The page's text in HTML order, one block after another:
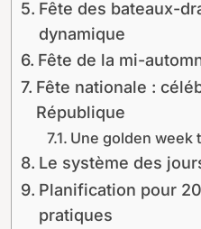
Fête des bateaux-
dynamique
Fête de la mi-
Fête nationale :
République
Une golden week
Le système des
Planification pour
pratiques